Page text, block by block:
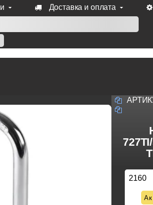
Доставка и оплата
Fratelli, Tupai, Extreza, Melodia, Forme
2160